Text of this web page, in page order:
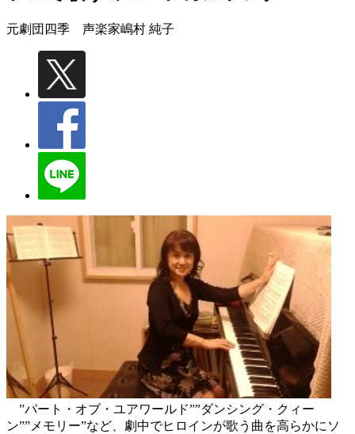
元劇団四季 声楽家嶋村 純子
”パート・オブ・ユアワールド””ダンシング・クィー
ン””メモリー”など、劇中でヒロインが歌う曲を高らかにソ